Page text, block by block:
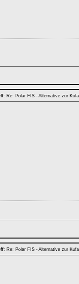
Re: Polar FIS - Alternative zur
Re: Polar FIS - Alternative zur